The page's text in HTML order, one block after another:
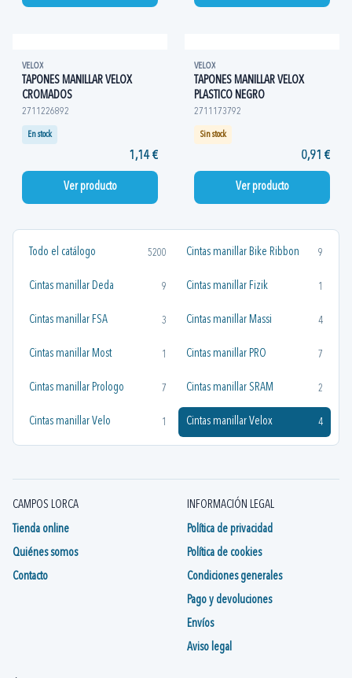
Todo el catálogo 5200 Cintas manillar Bike Ribbon 9
Cintas manillar Deda 9 Cintas manillar Fizik 1
Cintas manillar FSA 3 Cintas manillar Massi 4
Cintas manillar Most 1 Cintas manillar PRO 7
Cintas manillar Prologo 7 Cintas manillar SRAM 2
Cintas manillar Velo 1 Cintas manillar Velox 4
VELOX
TAPONES MANILLAR VELOX
CROMADOS
2711226892
En stock
1,14 €
Ver producto
VELOX
TAPONES MANILLAR VELOX
PLASTICO NEGRO
2711173792
Sin stock
0,91 €
Ver producto
CAMPOS LORCA
Tienda online
Quiénes somos
Contacto
INFORMACIÓN LEGAL
Política de privacidad
Política de cookies
Condiciones generales
Pago y devoluciones
Envíos
Aviso legal